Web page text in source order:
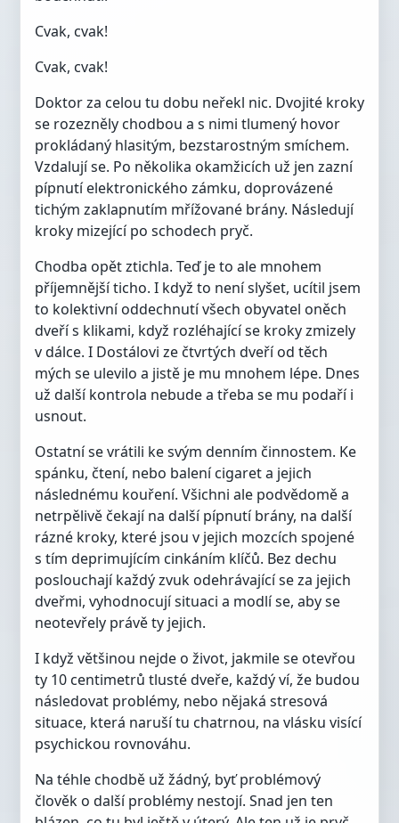
Cvak, cvak!
Cvak, cvak!
Doktor za celou tu dobu neřekl nic. Dvojité kroky
se rozezněly chodbou a s nimi tlumený hovor
prokládaný hlasitým, bezstarostným smíchem.
Vzdalují se. Po několika okamžicích už jen zazní
pípnutí elektronického zámku, doprovázené
tichým zaklapnutím mřížované brány. Následují
kroky mizející po schodech pryč.
Chodba opět ztichla. Teď je to ale mnohem
příjemnější ticho. I když to není slyšet, ucítil jsem
to kolektivní oddechnutí všech obyvatel oněch
dveří s klikami, když rozléhající se kroky zmizely
v dálce. I Dostálovi ze čtvrtých dveří od těch
mých se ulevilo a jistě je mu mnohem lépe. Dnes
už další kontrola nebude a třeba se mu podaří i
usnout.
Ostatní se vrátili ke svým denním činnostem. Ke
spánku, čtení, nebo balení cigaret a jejich
následnému kouření. Všichni ale podvědomě a
netrpělivě čekají na další pípnutí brány, na další
rázné kroky, které jsou v jejich mozcích spojené
s tím deprimujícím cinkáním klíčů. Bez dechu
poslouchají každý zvuk odehrávající se za jejich
dveřmi, vyhodnocují situaci a modlí se, aby se
neotevřely právě ty jejich.
I když většinou nejde o život, jakmile se otevřou
ty 10 centimetrů tlusté dveře, každý ví, že budou
následovat problémy, nebo nějaká stresová
situace, která naruší tu chatrnou, na vlásku visící
psychickou rovnováhu.
Na téhle chodbě už žádný, byť problémový
člověk o další problémy nestojí. Snad jen ten